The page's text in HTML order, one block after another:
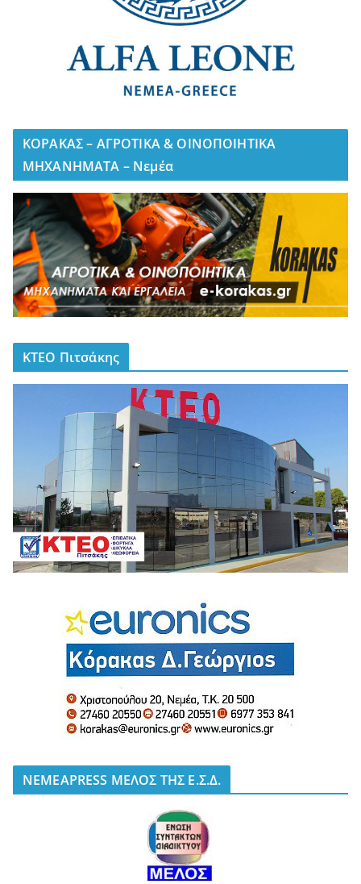
ΚΟΡΑΚΑΣ – ΑΓΡΟΤΙΚΑ & ΟΙΝΟΠΟΙΗΤΙΚΑ
ΜΗΧΑΝΗΜΑΤΑ – Νεμέα
ΚΤΕΟ Πιτσάκης
NEMEAPRESS ΜΕΛΟΣ ΤΗΣ Ε.Σ.Δ.